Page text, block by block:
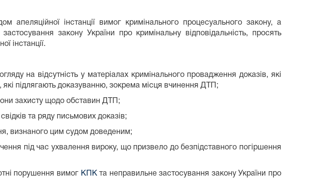
інстанції вимог кримінального процесуального закону, а
закону України про кримінальну відповідальність, просять
інстанції.
на відсутність у матеріалах кримінального провадження доказів, які
підлягають доказуванню, зокрема місця вчинення ДТП;
захисту щодо обставин ДТП;
та ряду письмових доказів;
визнаного цим судом доведеним;
під час ухвалення вироку, що призвело до безпідставного погіршення
порушення вимог КПК та неправильне застосування закону України про